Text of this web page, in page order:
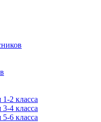
2 класса
4 класса
6 класса